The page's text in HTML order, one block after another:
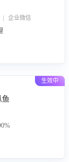
企业微信
生效中